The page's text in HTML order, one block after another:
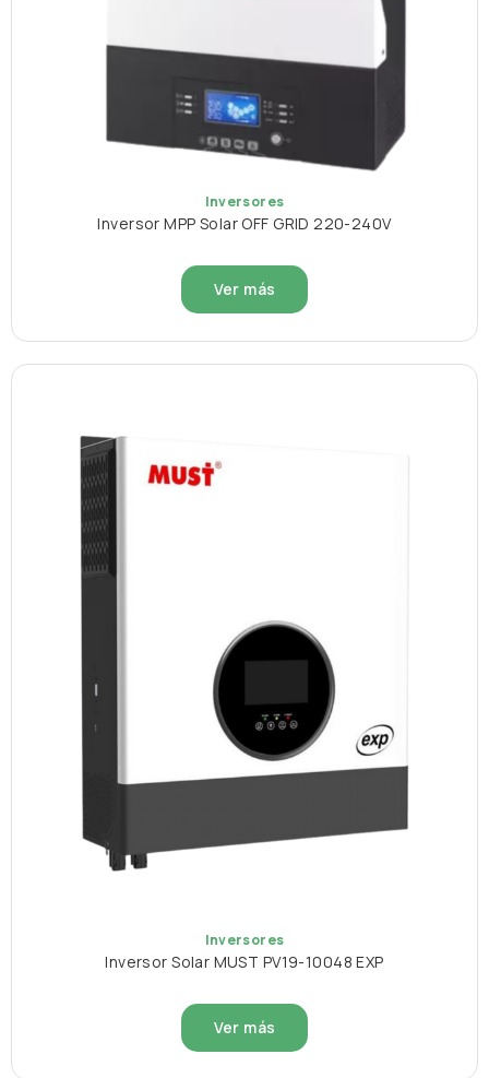
Inversores
Inversor MPP Solar OFF GRID 220-240V
Ver más
Inversores
Inversor Solar MUST PV19-10048 EXP
Ver más